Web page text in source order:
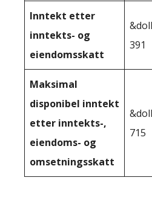
Inntekt etter
inntekts- og
eiendomsskatt
391
Maksimal
disponibel inntekt
etter inntekts-,
eiendoms- og
omsetningsskatt
715